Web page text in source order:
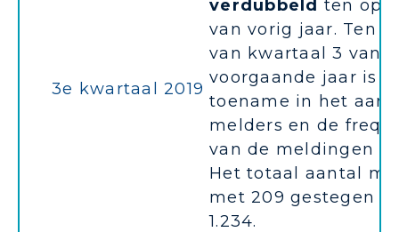
3e kwartaal 2019
verdubbeld ten
van vorig jaar. Ten
van kwartaal 3 van
voorgaande jaar is
toename in het
melders en de
van de meldingen
Het totaal aantal
met 209 gestegen
1.234.